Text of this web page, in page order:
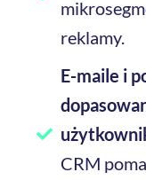
reklamy.
E-maile i
CRM